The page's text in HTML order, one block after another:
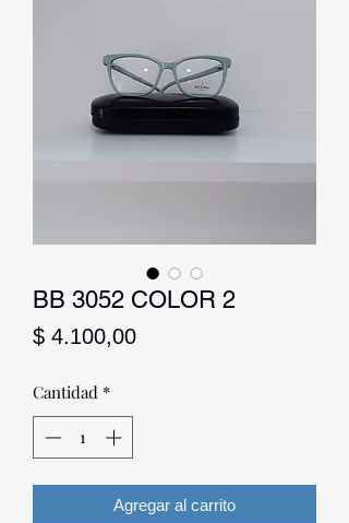
BB 3052 COLOR 2
$ 4.100,00Precio
Cantidad *
Agregar al carrito